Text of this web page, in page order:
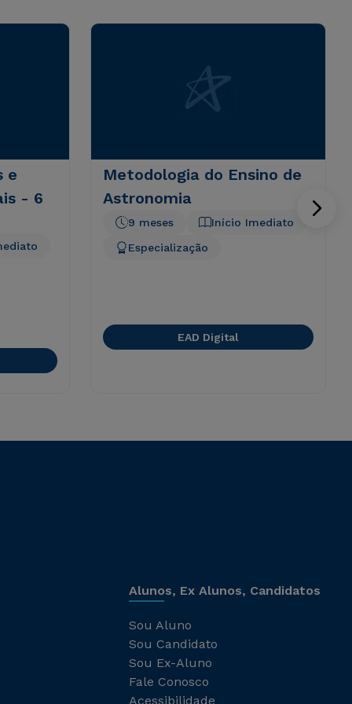
e
- 6
Metodologia do Ensino de
Astronomia
Início Imediato
9 meses
Especialização
EAD Digital
Alunos, Ex Alunos, Candidatos
Sou Aluno
Sou Candidato
Sou Ex-Aluno
Fale Conosco
Acessibilidade